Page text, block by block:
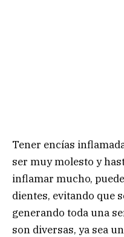
Tener encías
ser muy molesto y
inflamar mucho,
dientes, evitando que
generando toda una
son diversas, ya sea